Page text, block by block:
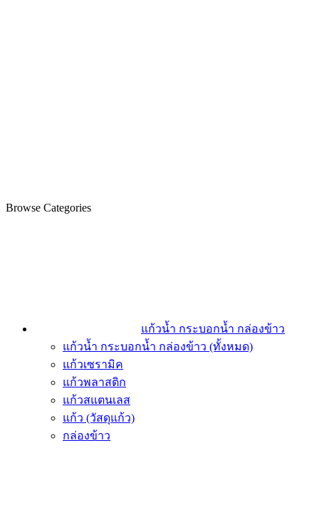
Browse Categories
แก้วน้ำ กระบอกน้ำ กล่องข้าว
แก้วน้ำ กระบอกน้ำ กล่องข้าว (ทั้งหมด)
แก้วเซรามิค
แก้วพลาสติก
แก้วสแตนเลส
แก้ว (วัสดุแก้ว)
กล่องข้าว